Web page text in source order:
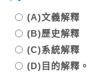
(A)文義解釋
(B)歷史解釋
(C)系統解釋
(D)目的解釋。